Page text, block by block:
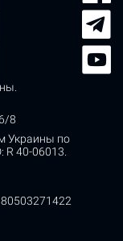
8
Украины по
R 40-06013.